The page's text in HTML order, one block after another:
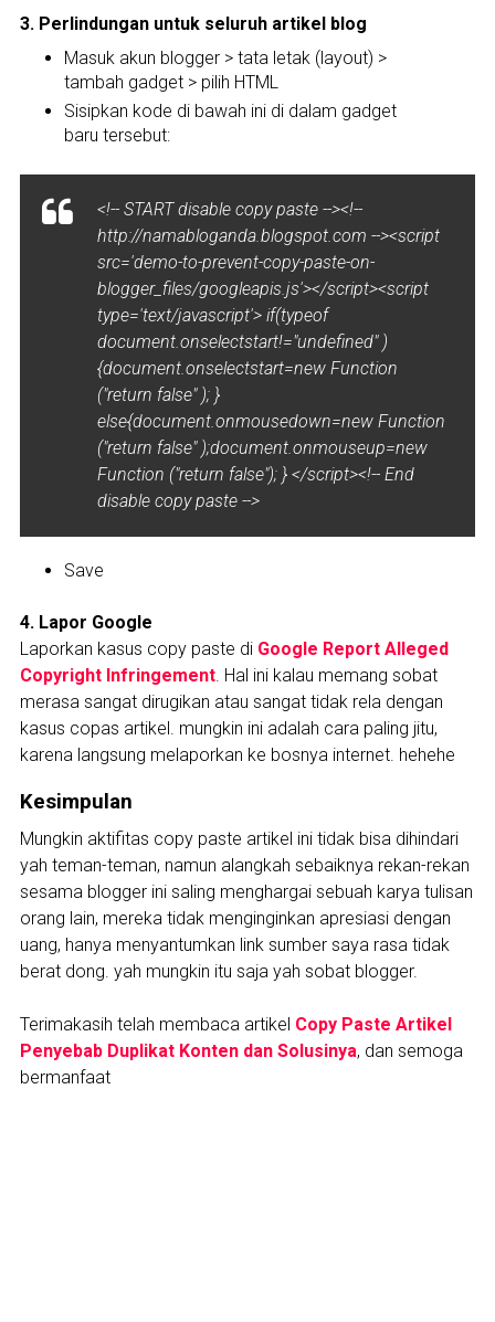
3. Perlindungan untuk seluruh artikel blog
Masuk akun blogger > tata letak (layout) >
tambah gadget > pilih HTML
Sisipkan kode di bawah ini di dalam gadget
baru tersebut:
<!-- START disable copy paste --><!--
http://namabloganda.blogspot.com --><script
src='demo-to-prevent-copy-paste-on-
blogger_files/googleapis.js'></script><script
type='text/javascript'> if(typeof
document.onselectstart!="undefined" )
{document.onselectstart=new Function
("return false" ); }
else{document.onmousedown=new Function
("return false" );document.onmouseup=new
Function ("return false"); } </script><!-- End
disable copy paste -->
Save
4. Lapor Google
Laporkan kasus copy paste di Google Report Alleged
Copyright Infringement. Hal ini kalau memang sobat
merasa sangat dirugikan atau sangat tidak rela dengan
kasus copas artikel. mungkin ini adalah cara paling jitu,
karena langsung melaporkan ke bosnya internet. hehehe
Kesimpulan
Mungkin aktifitas copy paste artikel ini tidak bisa dihindari
yah teman-teman, namun alangkah sebaiknya rekan-rekan
sesama blogger ini saling menghargai sebuah karya tulisan
orang lain, mereka tidak menginginkan apresiasi dengan
uang, hanya menyantumkan link sumber saya rasa tidak
berat dong. yah mungkin itu saja yah sobat blogger.
Terimakasih telah membaca artikel Copy Paste Artikel
Penyebab Duplikat Konten dan Solusinya, dan semoga
bermanfaat